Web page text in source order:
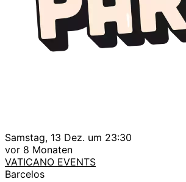
Samstag, 13 Dez. um 23:30
vor 8 Monaten
VATICANO EVENTS
Barcelos